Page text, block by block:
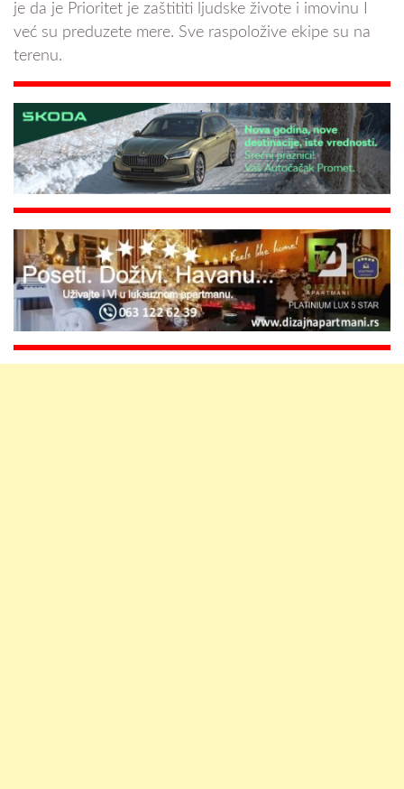
je da je Prioritet je zaštititi ljudske živote i imovinu I
već su preduzete mere. Sve raspoložive ekipe su na
terenu.